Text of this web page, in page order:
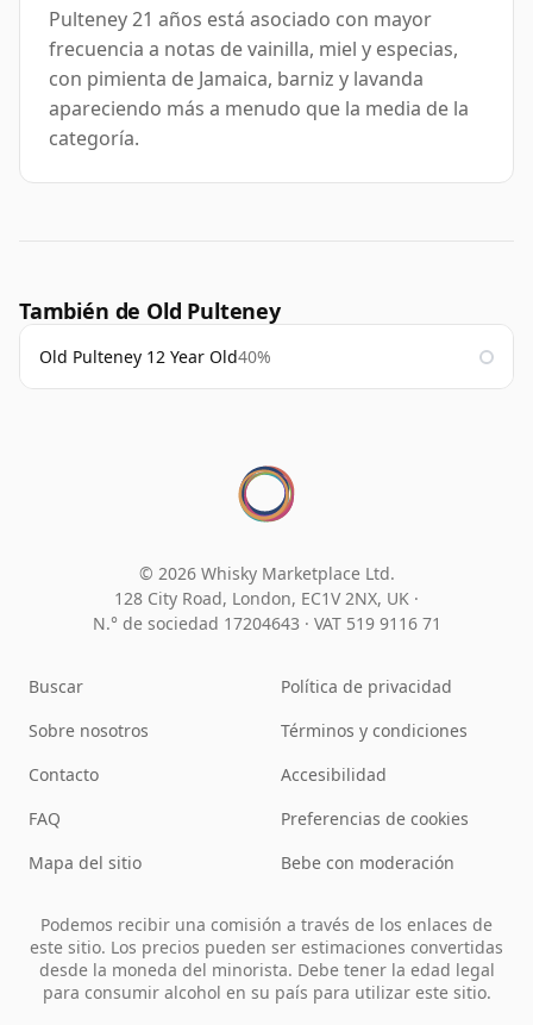
Pulteney 21 años está asociado con mayor
frecuencia a notas de vainilla, miel y especias,
con pimienta de Jamaica, barniz y lavanda
apareciendo más a menudo que la media de la
categoría.
También de Old Pulteney
Old Pulteney 12 Year Old40%
© 2026 Whisky Marketplace Ltd.
128 City Road, London, EC1V 2NX, UK ·
N.° de sociedad 17204643 · VAT 519 9116 71
Buscar
Sobre nosotros
Contacto
FAQ
Mapa del sitio
Política de privacidad
Términos y condiciones
Accesibilidad
Preferencias de cookies
Bebe con moderación
Podemos recibir una comisión a través de los enlaces de
este sitio. Los precios pueden ser estimaciones convertidas
desde la moneda del minorista. Debe tener la edad legal
para consumir alcohol en su país para utilizar este sitio.